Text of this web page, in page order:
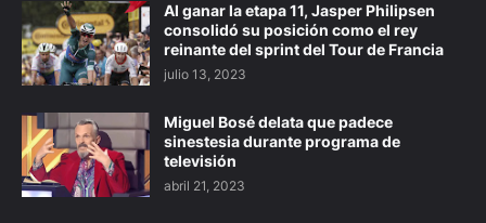
Al ganar la etapa 11, Jasper Philipsen
consolidó su posición como el rey
reinante del sprint del Tour de Francia
julio 13, 2023
Miguel Bosé delata que padece
sinestesia durante programa de
televisión
abril 21, 2023